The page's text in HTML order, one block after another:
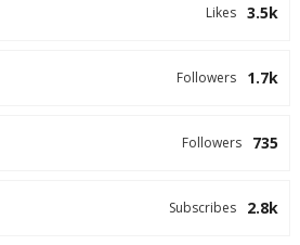
3.5k
Likes
1.7k
Followers
735
Followers
2.8k
Subscribes